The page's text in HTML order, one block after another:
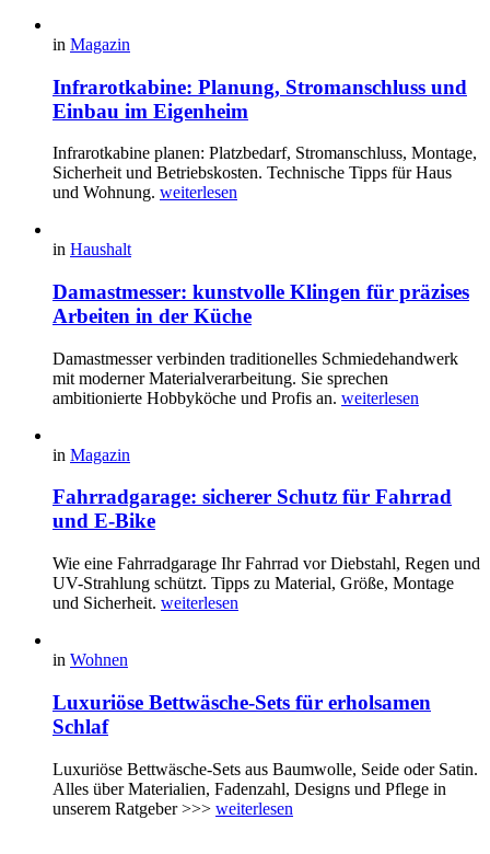
in Magazin
Infrarotkabine: Planung, Stromanschluss und
Einbau im Eigenheim
Infrarotkabine planen: Platzbedarf, Stromanschluss, Montage,
Sicherheit und Betriebskosten. Technische Tipps für Haus
und Wohnung. weiterlesen
in Haushalt
Damastmesser: kunstvolle Klingen für präzises
Arbeiten in der Küche
Damastmesser verbinden traditionelles Schmiedehandwerk
mit moderner Materialverarbeitung. Sie sprechen
ambitionierte Hobbyköche und Profis an. weiterlesen
in Magazin
Fahrradgarage: sicherer Schutz für Fahrrad
und E-Bike
Wie eine Fahrradgarage Ihr Fahrrad vor Diebstahl, Regen und
UV-Strahlung schützt. Tipps zu Material, Größe, Montage
und Sicherheit. weiterlesen
in Wohnen
Luxuriöse Bettwäsche-Sets für erholsamen
Schlaf
Luxuriöse Bettwäsche-Sets aus Baumwolle, Seide oder Satin.
Alles über Materialien, Fadenzahl, Designs und Pflege in
unserem Ratgeber >>> weiterlesen